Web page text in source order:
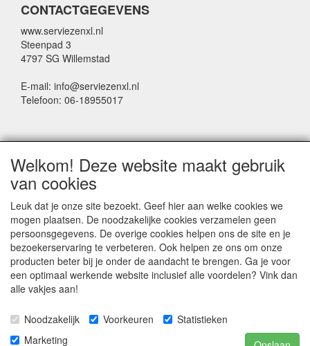
CONTACTGEGEVENS
www.serviezenxl.nl
Steenpad 3
4797 SG Willemstad
E-mail: info@serviezenxl.nl
Telefoon: 06-18955017
Voornaam
Achternaam
E-mail
Welkom! Deze website maakt gebruik
van cookies
Leuk dat je onze site bezoekt. Geef hier aan welke cookies we
mogen plaatsen. De noodzakelijke cookies verzamelen geen
persoonsgegevens. De overige cookies helpen ons de site en je
bezoekerservaring te verbeteren. Ook helpen ze ons om onze
producten beter bij je onder de aandacht te brengen. Ga je voor
een optimaal werkende website inclusief alle voordelen? Vink dan
alle vakjes aan!
Noodzakelijk Voorkeuren
Statistieken
Marketing